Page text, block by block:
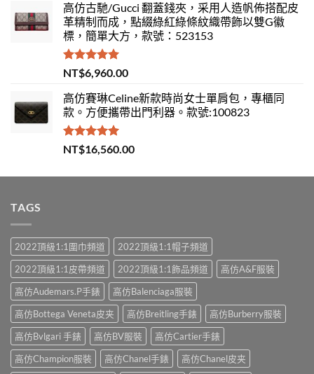
高仿古馳/Gucci 翻蓋錢夾，采用人造帆佈搭配皮
革精制而成，點綴綠紅綠條紋織帶飾以雙G徽
標，簡單大方，款號：523153
評分 5.00
滿分 5
NT$6,960.00
高仿賽琳Celine新款時尚女士單肩包，專櫃同
款。方便攜帶出門利器。款號:100823
評分5.00
滿分 5
NT$16,560.00
TAGS
2022頂級1:1圍巾頻道
2022頂級1:1帽子頻道
2022頂級1:1皮帶頻道
2022頂級1:1飾品頻道
高仿A&F服裝
高仿Audemars.P手錶
高仿Balenciaga服裝
高仿Bottega Veneta皮夹
高仿Breitling手錶
高仿Burberry服裝
高仿Bvlgari 手錶
高仿BV服裝
高仿Cartier手錶
高仿Champion服裝
高仿Chanel手錶
高仿Chanel皮夹